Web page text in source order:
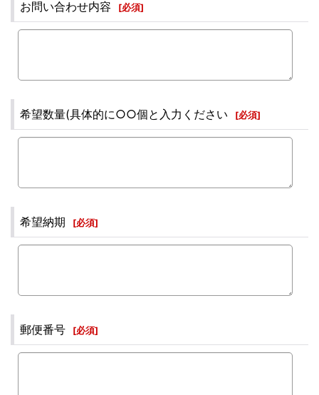
お問い合わせ内容 [必須]
希望数量(具体的に○○個と入力ください [必須]
希望納期 [必須]
郵便番号 [必須]